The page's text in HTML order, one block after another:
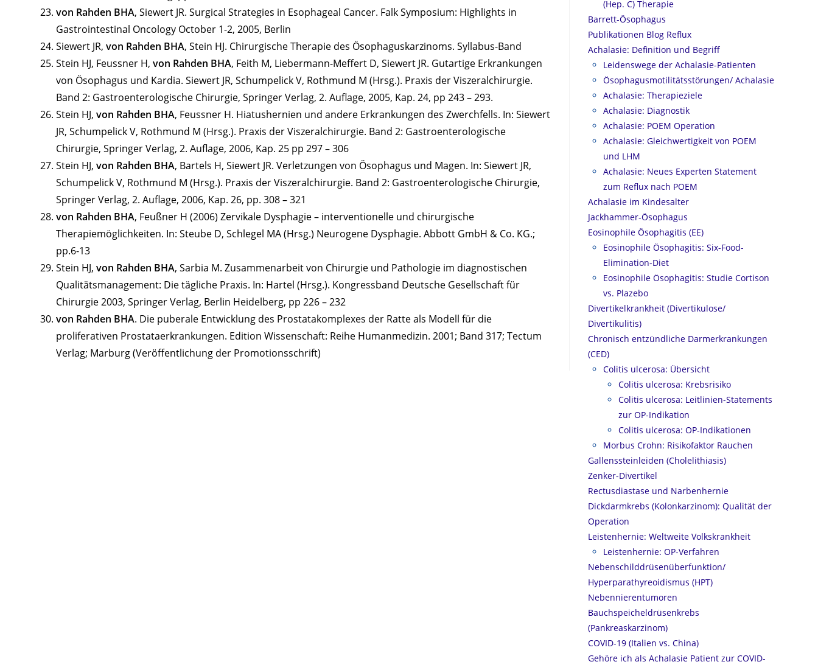
von Rahden BHA, Siewert JR. Surgical Strategies in Esophageal Cancer. Falk Symposium: Highlights in
Gastrointestinal Oncology October 1-2, 2005, Berlin
Siewert JR, von Rahden BHA, Stein HJ. Chirurgische Therapie des Ösophaguskarzinoms. Syllabus-Band
Stein HJ, Feussner H, von Rahden BHA, Feith M, Liebermann-Meffert D, Siewert JR. Gutartige Erkrankungen
von Ösophagus und Kardia. Siewert JR, Schumpelick V, Rothmund M (Hrsg.). Praxis der Viszeralchirurgie.
Band 2: Gastroenterologische Chirurgie, Springer Verlag, 2. Auflage, 2005, Kap. 24, pp 243 – 293.
Stein HJ, von Rahden BHA, Feussner H. Hiatushernien und andere Erkrankungen des Zwerchfells. In: Siewert
JR, Schumpelick V, Rothmund M (Hrsg.). Praxis der Viszeralchirurgie. Band 2: Gastroenterologische
Chirurgie, Springer Verlag, 2. Auflage, 2006, Kap. 25 pp 297 – 306
Stein HJ, von Rahden BHA, Bartels H, Siewert JR. Verletzungen von Ösophagus und Magen. In: Siewert JR,
Schumpelick V, Rothmund M (Hrsg.). Praxis der Viszeralchirurgie. Band 2: Gastroenterologische Chirurgie,
Springer Verlag, 2. Auflage, 2006, Kap. 26, pp. 308 – 321
von Rahden BHA, Feußner H (2006) Zervikale Dysphagie – interventionelle und chirurgische
Therapiemöglichkeiten. In: Steube D, Schlegel MA (Hrsg.) Neurogene Dysphagie. Abbott GmbH & Co. KG.;
pp.6-13
Stein HJ, von Rahden BHA, Sarbia M. Zusammenarbeit von Chirurgie und Pathologie im diagnostischen
Qualitätsmanagement: Die tägliche Praxis. In: Hartel (Hrsg.). Kongressband Deutsche Gesellschaft für
Chirurgie 2003, Springer Verlag, Berlin Heidelberg, pp 226 – 232
von Rahden BHA. Die puberale Entwicklung des Prostatakomplexes der Ratte als Modell für die
proliferativen Prostataerkrankungen. Edition Wissenschaft: Reihe Humanmedizin. 2001; Band 317; Tectum
Verlag; Marburg (Veröffentlichung der Promotionsschrift)
(Hep. C) Therapie
Barrett-Ösophagus
Publikationen Blog Reflux
Achalasie: Definition und Begriff
Leidenswege der Achalasie-Patienten
Ösophagusmotilitätsstörungen/ Achalasie
Achalasie: Therapieziele
Achalasie: Diagnostik
Achalasie: POEM Operation
Achalasie: Gleichwertigkeit von POEM
und LHM
Achalasie: Neues Experten Statement
zum Reflux nach POEM
Achalasie im Kindesalter
Jackhammer-Ösophagus
Eosinophile Ösophagitis (EE)
Eosinophile Ösophagitis: Six-Food-
Elimination-Diet
Eosinophile Ösophagitis: Studie Cortison
vs. Plazebo
Divertikelkrankheit (Divertikulose/
Divertikulitis)
Chronisch entzündliche Darmerkrankungen
(CED)
Colitis ulcerosa: Übersicht
Colitis ulcerosa: Krebsrisiko
Colitis ulcerosa: Leitlinien-Statements
zur OP-Indikation
Colitis ulcerosa: OP-Indikationen
Morbus Crohn: Risikofaktor Rauchen
Gallenssteinleiden (Cholelithiasis)
Zenker-Divertikel
Rectusdiastase und Narbenhernie
Dickdarmkrebs (Kolonkarzinom): Qualität der
Operation
Leistenhernie: Weltweite Volkskrankheit
Leistenhernie: OP-Verfahren
Nebenschilddrüsenüberfunktion/
Hyperparathyreoidismus (HPT)
Nebennierentumoren
Bauchspeicheldrüsenkrebs
(Pankreaskarzinom)
COVID-19 (Italien vs. China)
Gehöre ich als Achalasie Patient zur COVID-